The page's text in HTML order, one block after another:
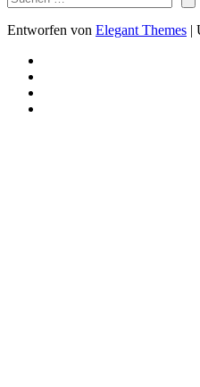
Entworfen von Elegant Themes |